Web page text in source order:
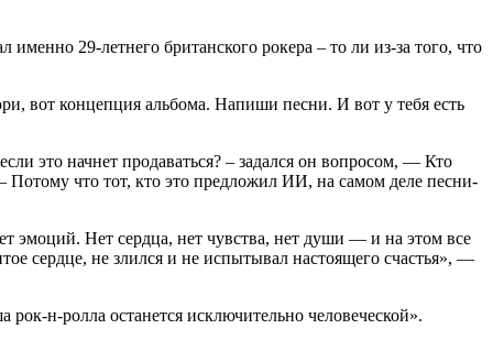
29-летнего британского рокера – то ли из-за того, что
вот концепция альбома. Напиши песни. И вот у тебя есть
это начнет продаваться? – задался он вопросом, — Кто
что тот, кто это предложил ИИ, на самом деле песни-
эмоций. Нет сердца, нет чувства, нет души — и на этом все
сердце, не злился и не испытывал настоящего счастья», —
н-ролла останется исключительно человеческой».